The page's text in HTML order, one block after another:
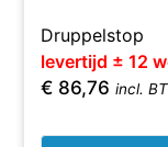
Druppelstop
levertijd ± 12
€ 86,76 incl.